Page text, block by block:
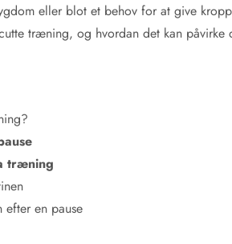
eller blot et behov for at give
træning, og hvordan det kan påvirke
træning
en pause